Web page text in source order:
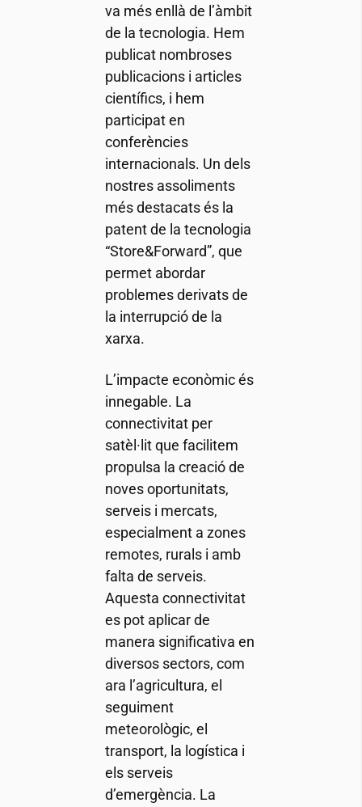
va més enllà de l’àmbit
de la tecnologia. Hem
publicat nombroses
publicacions i articles
científics, i hem
participat en
conferències
internacionals. Un dels
nostres assoliments
més destacats és la
patent de la tecnologia
“Store&Forward”, que
permet abordar
problemes derivats de
la interrupció de la
xarxa.
L’impacte econòmic és
innegable. La
connectivitat per
satèl·lit que facilitem
propulsa la creació de
noves oportunitats,
serveis i mercats,
especialment a zones
remotes, rurals i amb
falta de serveis.
Aquesta connectivitat
es pot aplicar de
manera significativa en
diversos sectors, com
ara l’agricultura, el
seguiment
meteorològic, el
transport, la logística i
els serveis
d’emergència. La